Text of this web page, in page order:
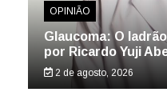
OPINIÃO
Glaucoma: O
por Ricardo Yuji
2 de agosto, 2026